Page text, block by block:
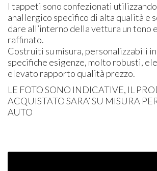
I tappeti sono confezionati
anallergico specifico di alta qualità e
dare all’interno della vettura un tono
raffinato.
Costruiti su misura, personalizzabili
specifiche esigenze, molto robusti,
elevato rapporto qualità prezzo.
LE FOTOSONO INDICATIVE, IL
ACQUISTATOSARA’ SU MISURA
AUTO